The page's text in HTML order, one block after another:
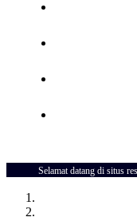
Selamat datang di situs